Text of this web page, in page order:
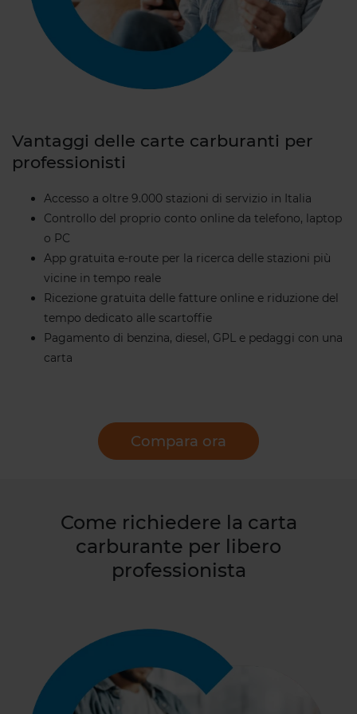
Vantaggi delle carte carburanti per
professionisti
Accesso a oltre 9.000 stazioni di servizio in Italia
Controllo del proprio conto online da telefono, laptop
o PC
App gratuita e-route per la ricerca delle stazioni più
vicine in tempo reale
Ricezione gratuita delle fatture online e riduzione del
tempo dedicato alle scartoffie
Pagamento di benzina, diesel, GPL e pedaggi con una
carta
Compara ora
Come richiedere la carta
carburante per libero
professionista